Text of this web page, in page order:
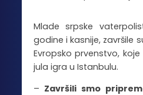
Mlade srpske
godine i kasnije, završile
Evropsko prvenstvo,
jula igra u Istanbulu.
– Završili smo